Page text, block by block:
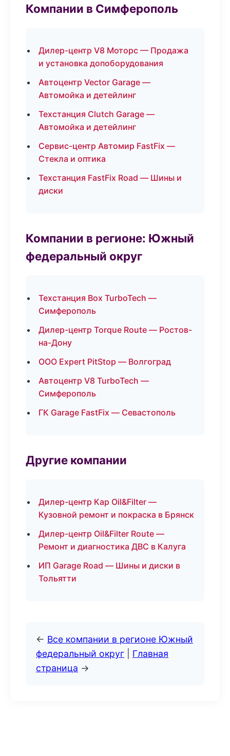
Компании в Симферополь
Дилер-центр V8 Моторс — Продажа
и установка допоборудования
Автоцентр Vector Garage —
Автомойка и детейлинг
Техстанция Clutch Garage —
Автомойка и детейлинг
Сервис-центр Автомир FastFix —
Стекла и оптика
Техстанция FastFix Road — Шины и
диски
Компании в регионе: Южный
федеральный округ
Техстанция Box TurboTech —
Симферополь
Дилер-центр Torque Route — Ростов-
на-Дону
ООО Expert PitStop — Волгоград
Автоцентр V8 TurboTech —
Симферополь
ГК Garage FastFix — Севастополь
Другие компании
Дилер-центр Кар Oil&Filter —
Кузовной ремонт и покраска в Брянск
Дилер-центр Oil&Filter Route —
Ремонт и диагностика ДВС в Калуга
ИП Garage Road — Шины и диски в
Тольятти
← Все компании в регионе Южный
федеральный округ
Главная
страница →